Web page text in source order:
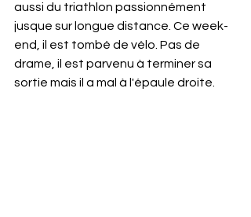
aussi du triathlon passionnément
jusque sur longue distance. Ce week-
end, il est tombé de vélo. Pas de
drame, il est parvenu à terminer sa
sortie mais il a mal à l'épaule droite.